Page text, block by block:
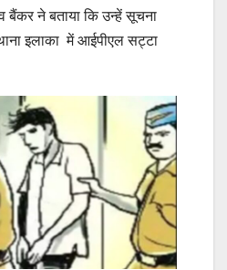
बैंकर ने बताया कि उन्हें सूचना
इलाका में आईपीएल सट्टा